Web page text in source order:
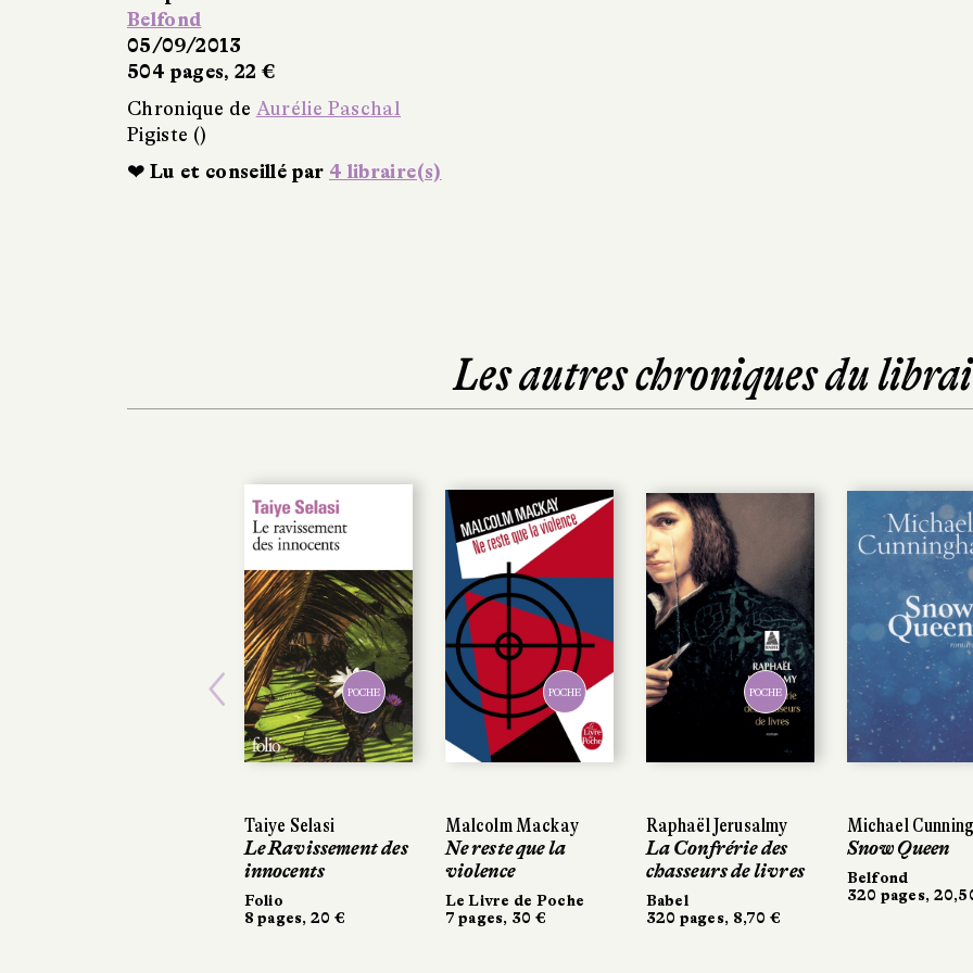
Belfond
05/09/2013
504 pages, 22 €
Chronique de Aurélie Paschal
Pigiste ()
❤ Lu et conseillé par 4 libraire(s)
Les autres chroniques du
POCHE
Taiye Selasi
Le Ravissement des
innocents
Folio
8 pages, 20 €
POCHE
Malcolm Mackay
Ne reste que la
violence
Le Livre de Poche
7 pages, 30 €
POCHE
Raphaël Jerusalmy
La Confrérie des
chasseurs de livres
Babel
320 pages, 8,70 €
Michael
Snow Queen
Belfond
320 pages,
POCHE
Malcolm Mackay
Ne reste que la
violence
Le Livre de Poche
7 pages, 30 €
POCHE
Raphaël Jerusalmy
La Confrérie des
chasseurs de livres
Babel
320 pages, 8,70 €
Michael
Snow Queen
Belfond
320 pages,
Previous